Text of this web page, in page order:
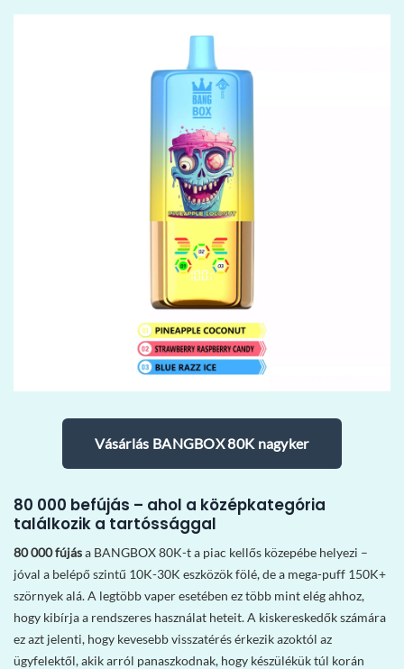
Vásárlás BANGBOX 80K nagyker
80 000 befújás – ahol a középkategória
találkozik a tartóssággal
80 000 fújása BANGBOX 80K-t a piac kellős közepébe helyezi –
jóval a belépő szintű 10K-30K eszközök fölé, de a mega-puff 150K+
szörnyek alá. A legtöbb vaper esetében ez több mint elég ahhoz,
hogy kibírja a rendszeres használat heteit. A kiskereskedők számára
ez azt jelenti, hogy kevesebb visszatérés érkezik azoktól az
ügyfelektől, akik arról panaszkodnak, hogy készülékük túl korán